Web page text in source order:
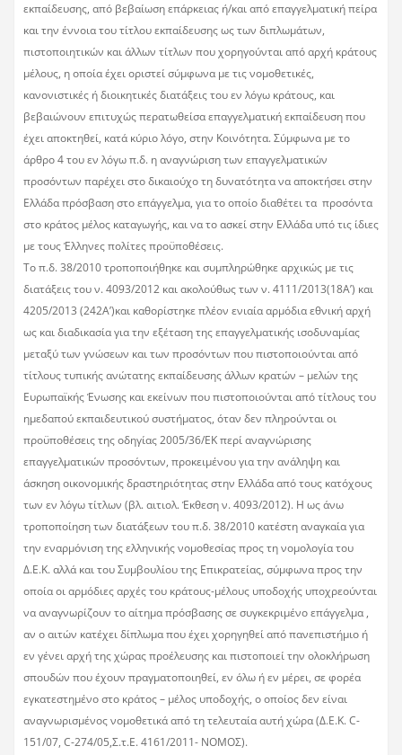
εκπαίδευσης, από βεβαίωση επάρκειας ή/και από επαγγελματική πείρα
και την έννοια του τίτλου εκπαίδευσης ως των διπλωμάτων,
πιστοποιητικών και άλλων τίτλων που χορηγούνται από αρχή κράτους
μέλους, η οποία έχει οριστεί σύμφωνα με τις νομοθετικές,
κανονιστικές ή διοικητικές διατάξεις του εν λόγω κράτους, και
βεβαιώνουν επιτυχώς περατωθείσα επαγγελματική εκπαίδευση που
έχει αποκτηθεί, κατά κύριο λόγο, στην Κοινότητα. Σύμφωνα με το
άρθρο 4 του εν λόγω π.δ. η αναγνώριση των επαγγελματικών
προσόντων παρέχει στο δικαιούχο τη δυνατότητα να αποκτήσει στην
Ελλάδα πρόσβαση στο επάγγελμα, για το οποίο διαθέτει τα προσόντα
στο κράτος μέλος καταγωγής, και να το ασκεί στην Ελλάδα υπό τις ίδιες
με τους Έλληνες πολίτες προϋποθέσεις.
Το π.δ. 38/2010 τροποποιήθηκε και συμπληρώθηκε αρχικώς με τις
διατάξεις του ν. 4093/2012 και ακολούθως των ν. 4111/2013(18Α’) και
4205/2013 (242Α’)και καθορίστηκε πλέον ενιαία αρμόδια εθνική αρχή
ως και διαδικασία για την εξέταση της επαγγελματικής ισοδυναμίας
μεταξύ των γνώσεων και των προσόντων που πιστοποιούνται από
τίτλους τυπικής ανώτατης εκπαίδευσης άλλων κρατών – μελών της
Ευρωπαϊκής Ένωσης και εκείνων που πιστοποιούνται από τίτλους του
ημεδαπού εκπαιδευτικού συστήματος, όταν δεν πληρούνται οι
προϋποθέσεις της οδηγίας 2005/36/ΕΚ περί αναγνώρισης
επαγγελματικών προσόντων, προκειμένου για την ανάληψη και
άσκηση οικονομικής δραστηριότητας στην Ελλάδα από τους κατόχους
των εν λόγω τίτλων (βλ. αιτιολ. Έκθεση ν. 4093/2012). Η ως άνω
τροποποίηση των διατάξεων του π.δ. 38/2010 κατέστη αναγκαία για
την εναρμόνιση της ελληνικής νομοθεσίας προς τη νομολογία του
Δ.Ε.Κ. αλλά και του Συμβουλίου της Επικρατείας, σύμφωνα προς την
οποία οι αρμόδιες αρχές του κράτους-μέλους υποδοχής υποχρεούνται
να αναγνωρίζουν το αίτημα πρόσβασης σε συγκεκριμένο επάγγελμα ,
αν ο αιτών κατέχει δίπλωμα που έχει χορηγηθεί από πανεπιστήμιο ή
εν γένει αρχή της χώρας προέλευσης και πιστοποιεί την ολοκλήρωση
σπουδών που έχουν πραγματοποιηθεί, εν όλω ή εν μέρει, σε φορέα
εγκατεστημένο στο κράτος – μέλος υποδοχής, ο οποίος δεν είναι
αναγνωρισμένος νομοθετικά από τη τελευταία αυτή χώρα (Δ.Ε.Κ. C-
151/07, C-274/05,Σ.τ.Ε. 4161/2011- ΝΟΜΟΣ).